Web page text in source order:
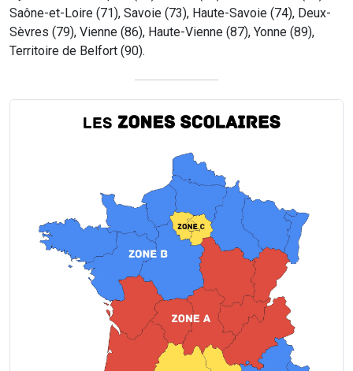
Saône-et-Loire (71), Savoie (73), Haute-Savoie (74), Deux-
Sèvres (79), Vienne (86), Haute-Vienne (87), Yonne (89),
Territoire de Belfort (90).